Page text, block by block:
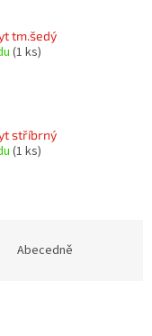
tm.šedý
(1 ks)
stříbrný
(1 ks)
Abecedně